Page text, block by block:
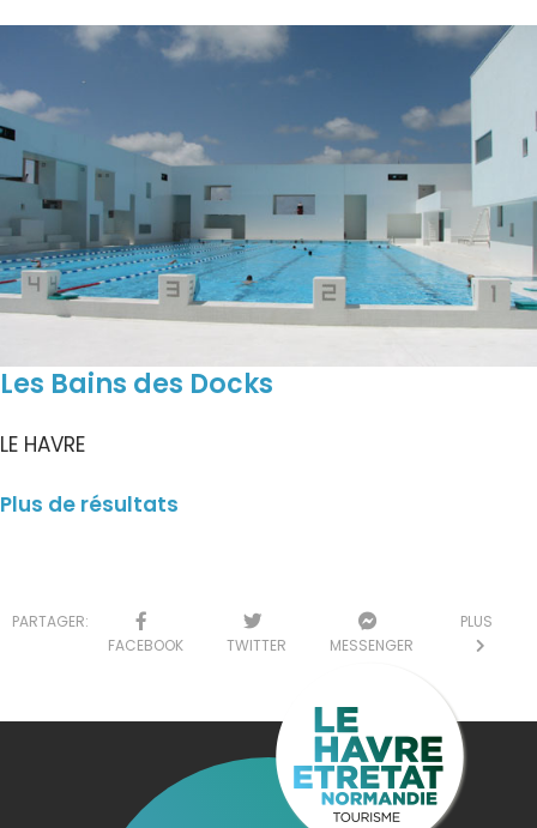
Les Bains des Docks
LE HAVRE
Plus de résultats
PARTAGER:
FACEBOOK
TWITTER MESSENGER
PLUS